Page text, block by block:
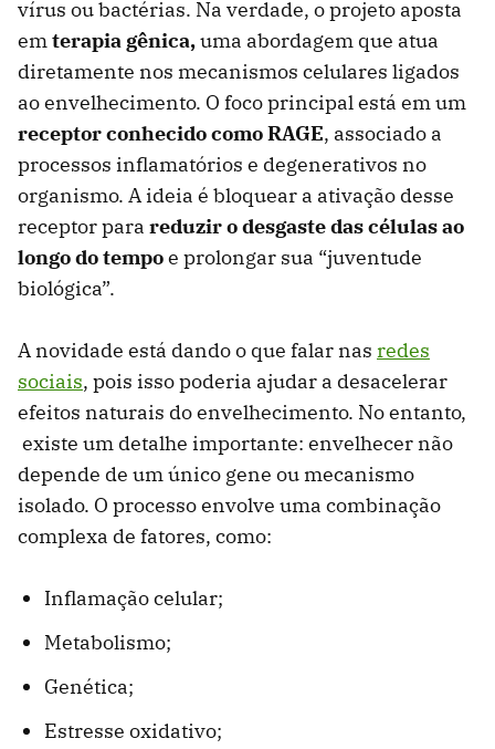
vírus ou bactérias. Na verdade, o projeto aposta
emterapia gênica,uma abordagem que atua
diretamente nos mecanismos celulares ligados
ao envelhecimento. O foco principal está em um
receptor conhecido como RAGE, associado a
processos inflamatórios e degenerativos no
organismo. A ideia é bloquear a ativação desse
receptor para reduzir o desgaste das células ao
longo do tempoe prolongar sua “juventude
biológica”.
A novidade está dando o que falar nas redes
sociais, pois isso poderia ajudar a desacelerar
efeitos naturais do envelhecimento. No entanto,
existe um detalhe importante: envelhecer não
depende de um único gene ou mecanismo
isolado. O processo envolve uma combinação
complexa de fatores, como:
Inflamação celular;
Metabolismo;
Genética;
Estresse oxidativo;